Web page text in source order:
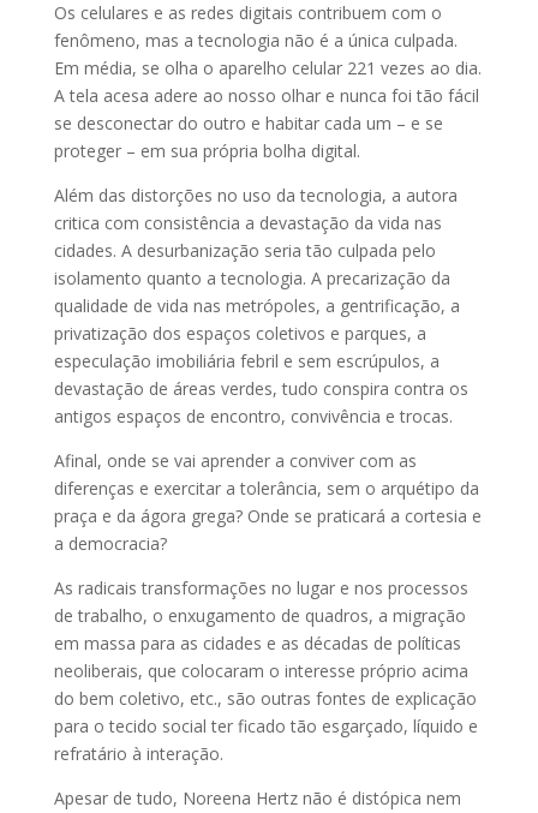
Os celulares e as redes digitais contribuem com o
fenômeno, mas a tecnologia não é a única culpada.
Em média, se olha o aparelho celular 221 vezes ao dia.
A tela acesa adere ao nosso olhar e nunca foi tão fácil
se desconectar do outro e habitar cada um – e se
proteger – em sua própria bolha digital.
Além das distorções no uso da tecnologia, a autora
critica com consistência a devastação da vida nas
cidades. A desurbanização seria tão culpada pelo
isolamento quanto a tecnologia. A precarização da
qualidade de vida nas metrópoles, a gentrificação, a
privatização dos espaços coletivos e parques, a
especulação imobiliária febril e sem escrúpulos, a
devastação de áreas verdes, tudo conspira contra os
antigos espaços de encontro, convivência e trocas.
Afinal, onde se vai aprender a conviver com as
diferenças e exercitar a tolerância, sem o arquétipo da
praça e da ágora grega? Onde se praticará a cortesia e
a democracia?
As radicais transformações no lugar e nos processos
de trabalho, o enxugamento de quadros, a migração
em massa para as cidades e as décadas de políticas
neoliberais, que colocaram o interesse próprio acima
do bem coletivo, etc., são outras fontes de explicação
para o tecido social ter ficado tão esgarçado, líquido e
refratário à interação.
Apesar de tudo, Noreena Hertz não é distópica nem